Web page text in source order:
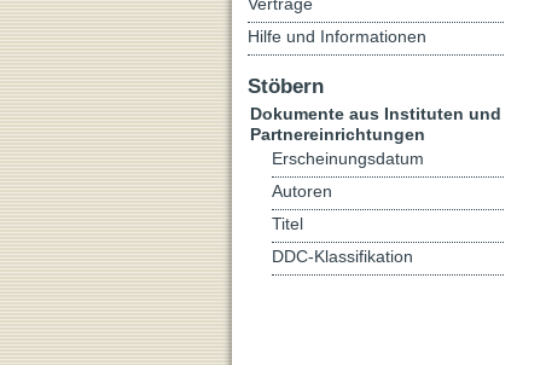
Hilfe und Informationen
Stöbern
Dokumente aus Instituten und
Partnereinrichtungen
Erscheinungsdatum
Autoren
Titel
DDC-Klassifikation